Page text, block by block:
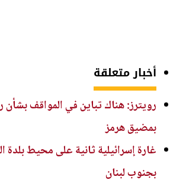
أخبار متعلقة
رويترز: هناك تباين في المواقف بشأن
بمضيق هرمز
غارة إسرائيلية ثانية على محيط بلدة
بجنوب لبنان